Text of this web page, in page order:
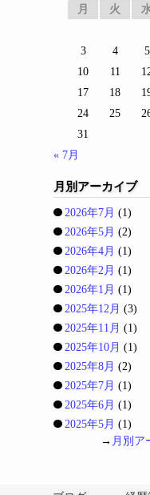
月
火
3
4 5
10
11
17
18
24
25
31
« 7月
月別アーカイブ
2026年7月 (1)
2026年5月 (2)
2026年4月 (1)
2026年2月 (1)
2026年1月 (1)
2025年12月 (3)
2025年11月 (1)
2025年10月 (1)
2025年8月 (2)
2025年7月 (1)
2025年6月 (1)
2025年5月 (1)
→ 月別ア